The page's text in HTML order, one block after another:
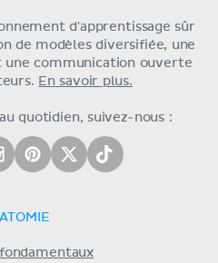
d'apprentissage sûr
de modèles diversifiée, une
communication ouverte
En savoir plus.
quotidien, suivez-nous :